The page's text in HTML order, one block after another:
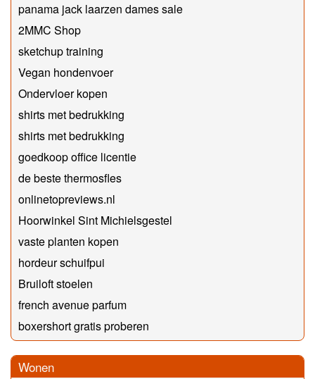
panama jack laarzen dames sale
2MMC Shop
sketchup training
Vegan hondenvoer
Ondervloer kopen
shirts met bedrukking
shirts met bedrukking
goedkoop office licentie
de beste thermosfles
onlinetopreviews.nl
Hoorwinkel Sint Michielsgestel
vaste planten kopen
hordeur schuifpui
Bruiloft stoelen
french avenue parfum
boxershort gratis proberen
Wonen